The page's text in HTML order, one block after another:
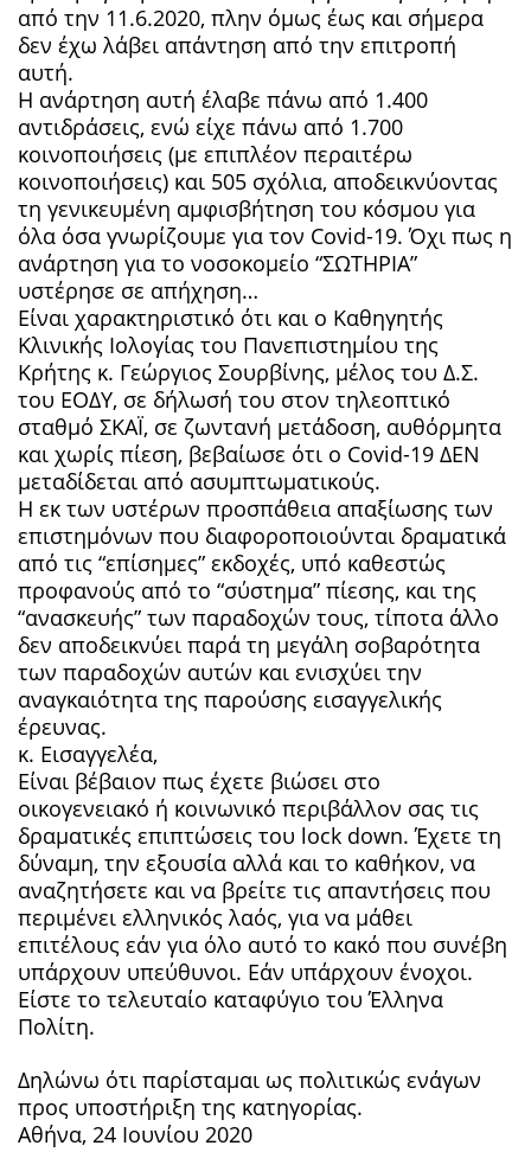
από την 11.6.2020, πλην όμως έως και σήμερα
δεν έχω λάβει απάντηση από την επιτροπή
αυτή.
Η ανάρτηση αυτή έλαβε πάνω από 1.400
αντιδράσεις, ενώ είχε πάνω από 1.700
κοινοποιήσεις (με επιπλέον περαιτέρω
κοινοποιήσεις) και 505 σχόλια, αποδεικνύοντας
τη γενικευμένη αμφισβήτηση του κόσμου για
όλα όσα γνωρίζουμε για τον Covid-19. Όχι πως η
ανάρτηση για το νοσοκομείο “ΣΩΤΗΡΙΑ”
υστέρησε σε απήχηση…
Είναι χαρακτηριστικό ότι και ο Καθηγητής
Κλινικής Ιολογίας του Πανεπιστημίου της
Κρήτης κ. Γεώργιος Σουρβίνης, μέλος του Δ.Σ.
του ΕΟΔΥ, σε δήλωσή του στον τηλεοπτικό
σταθμό ΣΚΑΪ, σε ζωντανή μετάδοση, αυθόρμητα
και χωρίς πίεση, βεβαίωσε ότι ο Covid-19 ΔΕΝ
μεταδίδεται από ασυμπτωματικούς.
Η εκ των υστέρων προσπάθεια απαξίωσης των
επιστημόνων που διαφοροποιούνται δραματικά
από τις “επίσημες” εκδοχές, υπό καθεστώς
προφανούς από το “σύστημα” πίεσης, και της
“ανασκευής” των παραδοχών τους, τίποτα άλλο
δεν αποδεικνύει παρά τη μεγάλη σοβαρότητα
των παραδοχών αυτών και ενισχύει την
αναγκαιότητα της παρούσης εισαγγελικής
έρευνας.
κ. Εισαγγελέα,
Είναι βέβαιον πως έχετε βιώσει στο
οικογενειακό ή κοινωνικό περιβάλλον σας τις
δραματικές επιπτώσεις του lock down. Έχετε τη
δύναμη, την εξουσία αλλά και το καθήκον, να
αναζητήσετε και να βρείτε τις απαντήσεις που
περιμένει ελληνικός λαός, για να μάθει
επιτέλους εάν για όλο αυτό το κακό που συνέβη
υπάρχουν υπεύθυνοι. Εάν υπάρχουν ένοχοι.
Είστε το τελευταίο καταφύγιο του Έλληνα
Πολίτη.
Δηλώνω ότι παρίσταμαι ως πολιτικώς ενάγων
προς υποστήριξη της κατηγορίας.
Αθήνα, 24 Ιουνίου 2020